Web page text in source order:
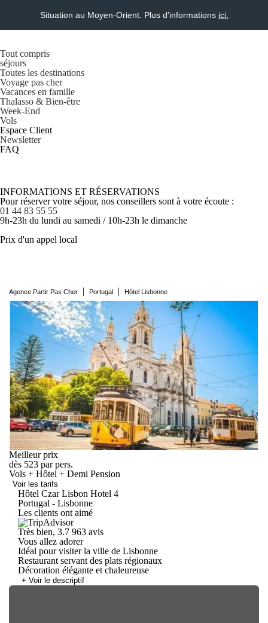
Situation au Moyen-Orient. Plus d'informations ici.
Tout compris
séjours
Toutes les destinations
Voyage pas cher
Vacances en famille
Thalasso & Bien-être
Week-End
Vols
Espace Client
Newsletter
FAQ
INFORMATIONS ET RÉSERVATIONS
Pour réserver votre séjour, nos conseillers sont à votre écoute :
01 44 83 55 55
9h-23h du lundi au samedi / 10h-23h le dimanche
Prix d'un appel local
Agence Partir Pas Cher | Portugal | Hôtel Lisbonne
Meilleur prix
dès 523 par pers.
Vols + Hôtel + Demi Pension
Voir les tarifs
Hôtel Czar Lisbon Hotel 4
Portugal - Lisbonne
Les clients ont aimé
Très bien, 3.7 963 avis
Vous allez adorer
Idéal pour visiter la ville de Lisbonne
Restaurant servant des plats régionaux
Décoration élégante et chaleureuse
+ Voir le descriptif